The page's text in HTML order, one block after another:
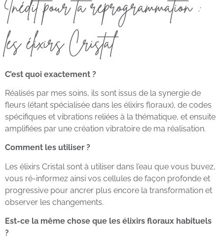
les élixirs Cristal
C’est quoi exactement ?
Réalisés par mes soins, ils sont issus de la synergie de
fleurs (étant spécialisée dans les élixirs floraux), de codes
spécifiques et vibrations reliées à la thématique, et ensuite
amplifiées par une création vibratoire de ma réalisation.
Comment les utiliser ?
Les élixirs Cristal sont à utiliser dans l’eau que vous buvez,
vous ré-informez ainsi vos cellules de façon profonde et
progressive pour ancrer plus encore la transformation et
observer les changements.
Est-ce la même chose que les élixirs floraux habituels
?